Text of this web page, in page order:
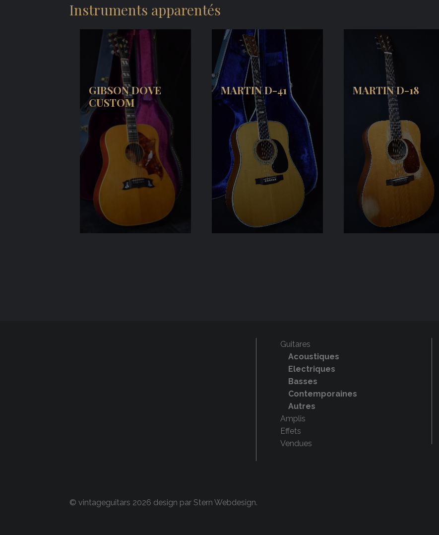
Instruments apparentés
GIBSON DOVE
CUSTOM
MARTIN D-41 MARTIN D-18
Guitares
Acoustiques
Electriques
Basses
Contemporaines
Autres
Amplis
Effets
Vendues
© vintageguitars 2026 design par Stern Webdesign.